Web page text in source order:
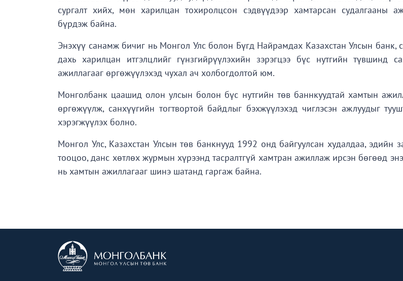
сургалт хийх, мөн харилцан тохиролцсон сэдвүүдээр хамтарсан судалгааны
бүрдэж байна.
Энэхүү санамж бичиг нь Монгол Улс болон Бүгд Найрамдах Казахстан Улсын банк,
дахь харилцан итгэлцлийг гүнзгийрүүлэхийн зэрэгцээ бүс нутгийн түвшинд
ажиллагааг өргөжүүлэхэд чухал ач холбогдолтой юм.
Монголбанк цаашид олон улсын болон бүс нутгийн төв баннкуудтай хамтын
өргөжүүлж, санхүүгийн тогтвортой байдлыг бэхжүүлэхэд чиглэсэн ажлуудыг
хэрэгжүүлэх болно.
Монгол Улс, Казахстан Улсын төв банкнууд 1992 онд байгуулсан худалдаа, эдийн
тооцоо, данс хөтлөх журмын хүрээнд тасралтгүй хамтран ажиллаж ирсэн бөгөөд
нь хамтын ажиллагааг шинэ шатанд гаргаж байна.